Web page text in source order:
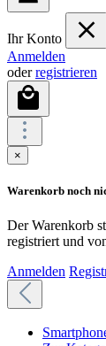
Ihr Konto
Anmelden
oderregistrieren
×
Warenkorb noch
Der Warenkorb
registriert und
Anmelden